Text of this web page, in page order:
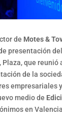
de Motes &
presentación
que reunió
de la
empresariales
medio de
en